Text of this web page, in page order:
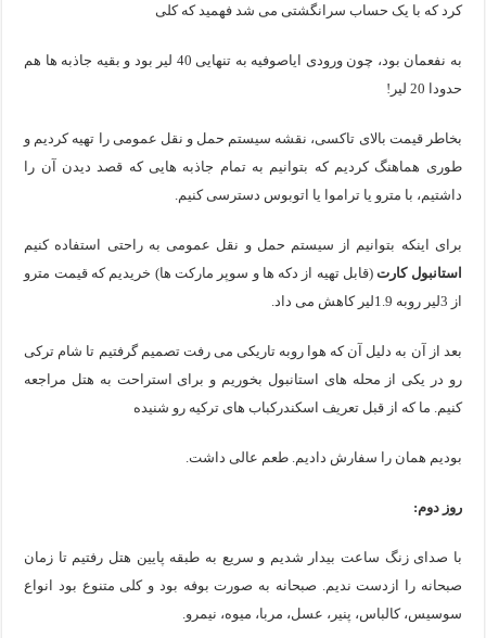
کرد که با یک حساب سرانگشتی می شد فهمید که کلی
به نفعمان بود، چون ورودی ایاصوفیه به تنهایی 40 لیر بود و بقیه جاذبه ها هم
حدودا 20 لیر!
بخاطر قیمت بالای تاکسی، نقشه سیستم حمل و نقل عمومی را تهیه کردیم و
طوری هماهنگ کردیم که بتوانیم به تمام جاذبه هایی که قصد دیدن آن را
داشتیم، با مترو یا تراموا یا اتوبوس دسترسی کنیم.
برای اینکه بتوانیم از سیستم حمل و نقل عمومی به راحتی استفاده کنیم
استانبول کارت(قابل تهیه از دکه ها و سوپر مارکت ها) خریدیم که قیمت مترو
از 3لیر روبه 1.9لیر کاهش می داد.
بعد از آن به دلیل آن که هوا روبه تاریکی می رفت تصمیم گرفتیم تا شام ترکی
رو در یکی از محله های استانبول بخوریم و برای استراحت به هتل مراجعه
کنیم. ما که از قبل تعریف اسکندرکباب های ترکیه رو شنیده
بودیم همان را سفارش دادیم. طعم عالی داشت.
روز دوم:
با صدای زنگ ساعت بیدار شدیم و سریع به طبقه پایین هتل رفتیم تا زمان
صبحانه را ازدست ندیم. صبحانه به صورت بوفه بود و کلی متنوع بود انواع
سوسیس، کالباس، پنیر، عسل، مربا، میوه، نیمرو.